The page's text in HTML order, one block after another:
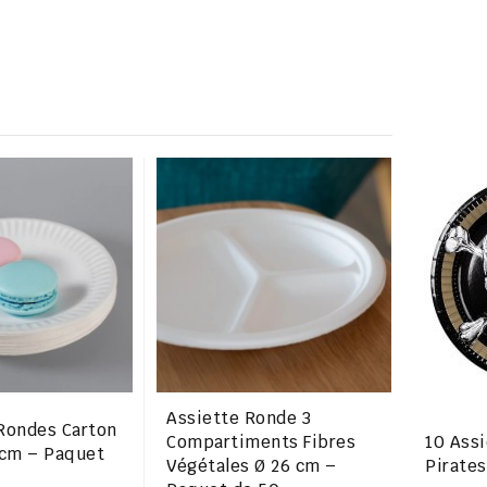
Carton
– Paquet
Assiette Ronde 3
Compartiments Fibres
Végétales Ø 26 cm –
10